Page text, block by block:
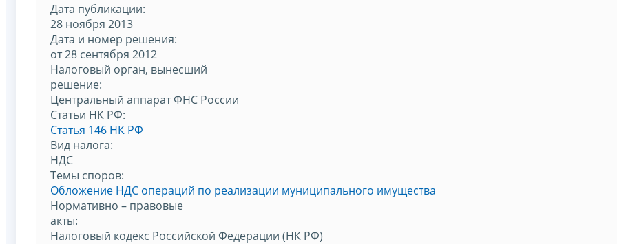
Дата публикации:
28 ноября 2013
Дата и номер решения:
от 28 сентября 2012
Налоговый орган, вынесший
решение:
Центральный аппарат ФНС России
Статьи НК РФ:
Статья 146 НК РФ
Вид налога:
НДС
Темы споров:
Обложение НДС операций по реализации муниципального имущества
Нормативно – правовые
акты:
Налоговый кодекс Российской Федерации (НК РФ)